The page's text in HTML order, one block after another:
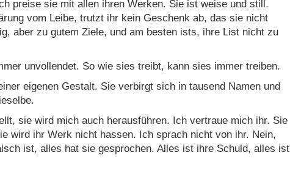
preise sie mit allen ihren Werken. Sie ist weise und still.
vom Leibe, trutzt ihr kein Geschenk ab, das sie nicht
aber zu gutem Ziele, und am besten ists, ihre List nicht zu
unvollendet. So wie sies treibt, kann sies immer treiben.
eigenen Gestalt. Sie verbirgt sich in tausend Namen und
sie wird mich auch herausführen. Ich vertraue mich ihr. Sie
wird ihr Werk nicht hassen. Ich sprach nicht von ihr. Nein,
ist, alles hat sie gesprochen. Alles ist ihre Schuld, alles ist